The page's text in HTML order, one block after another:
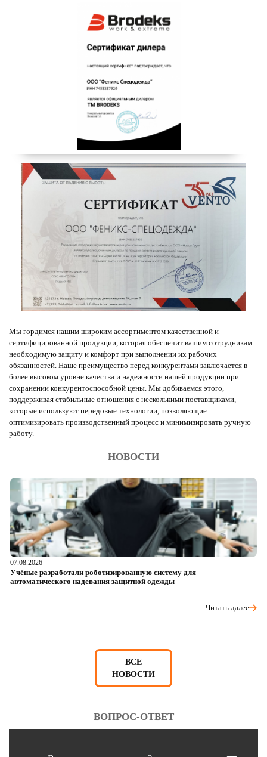
СИГНАЛЬНАЯ
СПЕЦОДЕЖДА BRODEKS
Мы гордимся нашим широким ассортиментом качественной и
сертифицированной продукции, которая обеспечит вашим сотрудникам
необходимую защиту и комфорт при выполнении их рабочих
обязанностей. Наше преимущество перед конкурентами заключается в
более высоком уровне качества и надежности нашей продукции при
сохранении конкурентоспособной цены. Мы добиваемся этого,
поддерживая стабильные отношения с несколькими поставщиками,
которые используют передовые технологии, позволяющие
оптимизировать производственный процесс и минимизировать ручную
работу.
НОВОСТИ
07.08.2026
Учёные разработали роботизированную систему для
автоматического надевания защитной одежды
Читать далее
ВСЕ
НОВОСТИ
ВОПРОС-ОТВЕТ